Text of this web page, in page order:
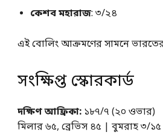
কেশব মহারাজ: ৩/২৪
এই বোলিং আক্রমণের সামনে
সংক্ষিপ্ত স্কোরকার্ড
দক্ষিণ আফ্রিকা:১৮৭/৭ (২০ ওভার)
মিলার ৬৫, ব্রেভিস ৪৫ | বুমরাহ ৩/১৫